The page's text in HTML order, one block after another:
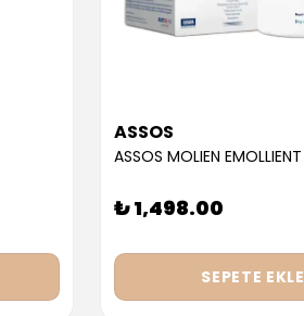
ASSOS
₺ 1,498.00
SEPETE EKLE